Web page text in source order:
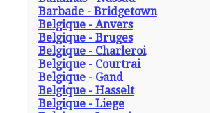
Barbade - Bridgetown
Belgique - Anvers
Belgique - Bruges
Belgique - Charleroi
Belgique - Courtrai
Belgique - Gand
Belgique - Hasselt
Belgique - Liege